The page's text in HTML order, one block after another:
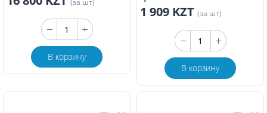
(за шт)
В корзину
1 909 KZT (за шт)
В корзину